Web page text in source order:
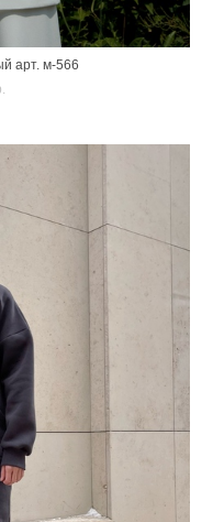
арт. м-566